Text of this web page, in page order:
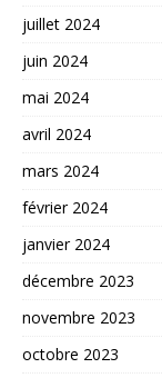
juillet 2024
juin 2024
mai 2024
avril 2024
mars 2024
février 2024
janvier 2024
décembre 2023
novembre 2023
octobre 2023